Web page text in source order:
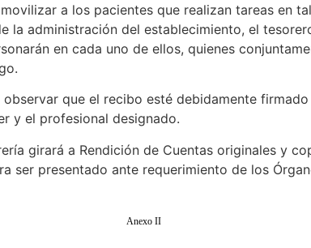
a los pacientes que realizan tareas en
la administración del establecimiento, el
en cada uno de ellos, quienes
observar que el recibo esté debidamente
y el profesional designado.
girará a Rendición de Cuentas originales y
ser presentado ante requerimiento de los
Anexo II